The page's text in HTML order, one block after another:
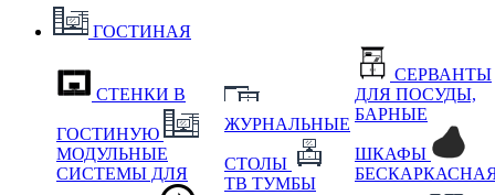
ГОСТИНАЯ
СТЕНКИ В
ГОСТИНУЮ
МОДУЛЬНЫЕ
СИСТЕМЫ ДЛЯ
ЖУРНАЛЬНЫЕ
СТОЛЫ
ТВ ТУМБЫ
СЕРВАНТЫ
ДЛЯ ПОСУДЫ,
БАРНЫЕ
ШКАФЫ